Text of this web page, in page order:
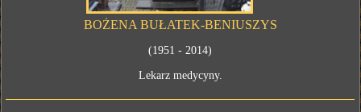
BOŻENA BUŁATEK-BENIUSZYS
(1951 - 2014)
Lekarz medycyny.